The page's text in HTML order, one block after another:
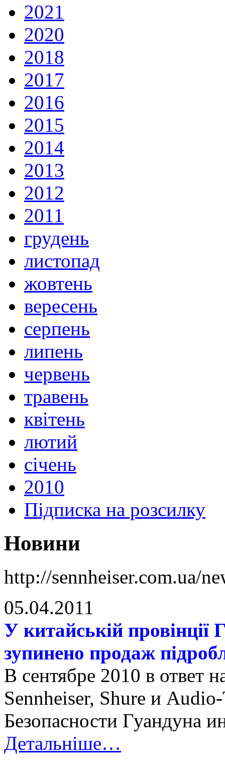
2021
2020
2018
2017
2016
2015
2014
2013
2012
2011
грудень
листопад
жовтень
вересень
серпень
липень
червень
травень
квітень
лютий
січень
2010
Підписка на розсилку
Новини
http://sennheiser.com.ua/
05.04.2011
У китайській
зупинено продаж
В сентябре 2010 в ответ
Sennheiser, Shure и Audio-
Безопасности Гуандуна
Детальніше…